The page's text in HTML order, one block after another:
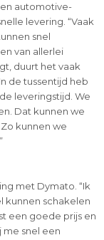
automotive-
levering. “Vaak
snel
van allerlei
duurt het vaak
de tussentijd heb
leveringstijd. We
Dat kunnen we
kunnen we
met Dymato. “Ik
kunnen schakelen
een goede prijs en
me snel een